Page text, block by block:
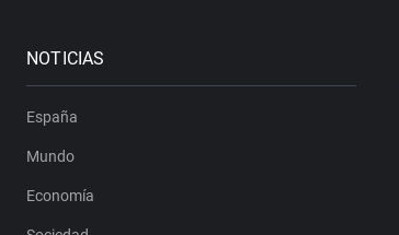
NOTICIAS
España
Mundo
Economía